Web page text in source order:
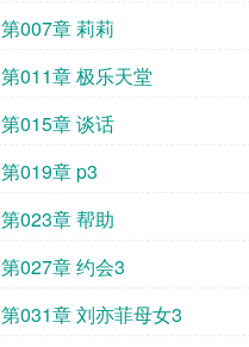
第007章 莉莉
第011章 极乐天堂
第015章 谈话
第019章 p3
第023章 帮助
第027章 约会3
第031章 刘亦菲母女3